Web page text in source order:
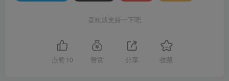
喜欢就支持一下吧
点赞 10 赞赏 分享 收藏